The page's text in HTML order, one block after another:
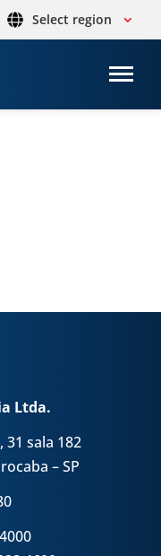
Select region
Ltda.
31 sala 182
– SP